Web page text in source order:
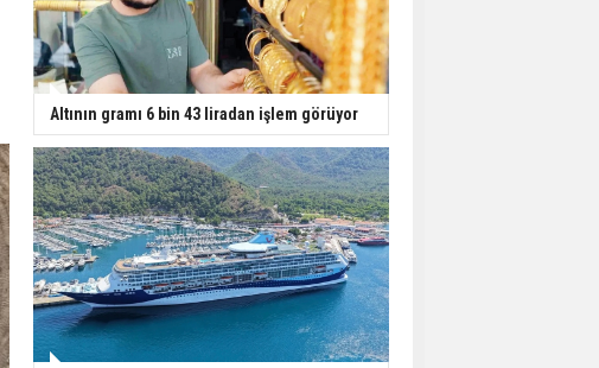
Yerli turist 229,7 milyar
lira seyahat harcaması
yaptı
Gazze'deki Sağlık
Bakanlığı duyurdu:
Vahşetin pençesinde 2
salgın vaka tespit edildi
Altının gramı 6 bin 43 liradan işlem görüyor